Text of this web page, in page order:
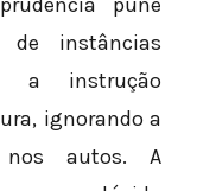
de instâncias
a instrução
ignorando a
nos autos. A